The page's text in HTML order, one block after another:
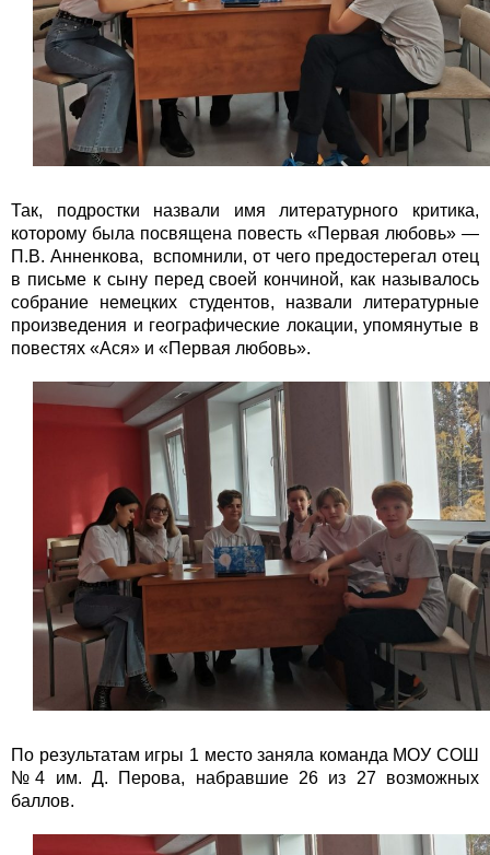
Так, подростки назвали имя литературного критика,
которому была посвящена повесть «Первая любовь» —
П.В. Анненкова, вспомнили, от чего предостерегал отец
в письме к сыну перед своей кончиной, как называлось
собрание немецких студентов, назвали литературные
произведения и географические локации, упомянутые в
повестях «Ася» и «Первая любовь».
По результатам игры 1 место заняла команда МОУ СОШ
№4 им. Д. Перова, набравшие 26 из 27 возможных
баллов.